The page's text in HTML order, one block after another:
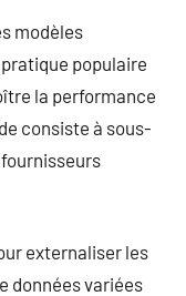
modèles
populaire
la performance
consiste à sous-
externaliser les
données variées